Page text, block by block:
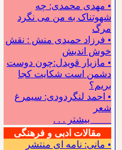
• مهدی محمدی: چه
شهوتناک به من می نگرد
مرگ
• فرزاد حمیدی منش : نقش
خوش اندیش
• مازیار قویدل:چون دوست
دشمن است شکایت کجا
بریم؟
• احمد لنگردودی: سیمرغ
شعر
بیشتر . . .
مقالات ادبی و فرهنگی
• مانی: نامه ای منتشر